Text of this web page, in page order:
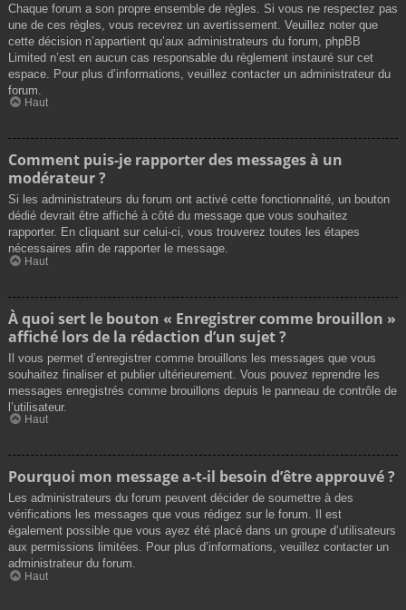
Chaque forum a son propre ensemble de règles. Si vous ne respectez pas
une de ces règles, vous recevrez un avertissement. Veuillez noter que
cette décision n’appartient qu’aux administrateurs du forum, phpBB
Limited n’est en aucun cas responsable du règlement instauré sur cet
espace. Pour plus d’informations, veuillez contacter un administrateur du
forum.
Haut
Comment puis-je rapporter des messages à un
modérateur ?
Si les administrateurs du forum ont activé cette fonctionnalité, un bouton
dédié devrait être affiché à côté du message que vous souhaitez
rapporter. En cliquant sur celui-ci, vous trouverez toutes les étapes
nécessaires afin de rapporter le message.
Haut
À quoi sert le bouton « Enregistrer comme brouillon »
affiché lors de la rédaction d’un sujet ?
Il vous permet d’enregistrer comme brouillons les messages que vous
souhaitez finaliser et publier ultérieurement. Vous pouvez reprendre les
messages enregistrés comme brouillons depuis le panneau de contrôle de
l’utilisateur.
Haut
Pourquoi mon message a-t-il besoin d’être approuvé ?
Les administrateurs du forum peuvent décider de soumettre à des
vérifications les messages que vous rédigez sur le forum. Il est
également possible que vous ayez été placé dans un groupe d’utilisateurs
aux permissions limitées. Pour plus d’informations, veuillez contacter un
administrateur du forum.
Haut